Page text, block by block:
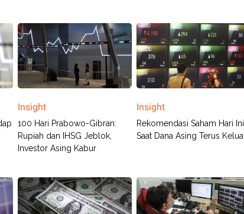
Insight
100 Hari Prabowo-Gibran:
Rupiah dan IHSG Jeblok,
Investor Asing Kabur
Insight
Rekomendasi Saham Hari Ini
Saat Dana Asing Terus